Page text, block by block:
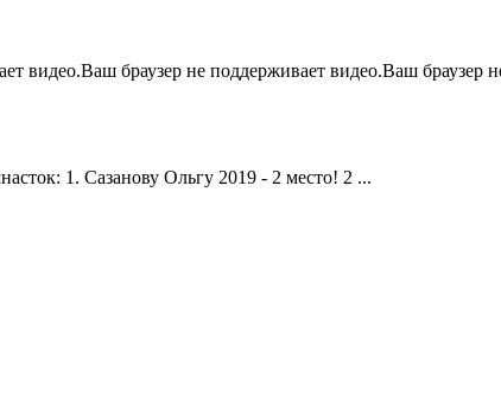
видео.Ваш браузер не поддерживает видео.Ваш браузер
1. Сазанову Ольгу 2019 - 2 место! 2 ...